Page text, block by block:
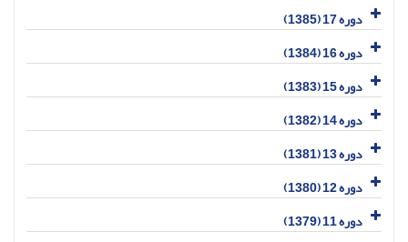
دوره 17 (1385)
دوره 16 (1384)
دوره 15 (1383)
دوره 14 (1382)
دوره 13 (1381)
دوره 12 (1380)
دوره 11 (1379)